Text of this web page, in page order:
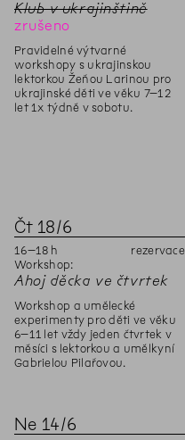
Klub v ukrajinštině
zrušeno
Pravidelné výtvarné
workshopy s ukrajinskou
lektorkou Žeňou Larinou pro
ukrajinské děti ve věku 7–12
let 1x týdně v sobotu.
Čt 18/6
16–18 h
rezervace
Workshop:
Ahoj děcka ve čtvrtek
Workshop a umělecké
experimenty pro děti ve věku
6–11 let vždy jeden čtvrtek v
měsíci s lektorkou a umělkyní
Gabrielou Pilařovou.
Ne 14/6